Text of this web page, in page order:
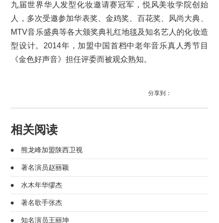
九届世界华人发型化妆邀请赛冠军，悦风美妆学院创始
人，多次受邀参加华表奖、金鸡奖、百花奖、风尚大典、
MTV音乐盛典等各大颁奖典礼红地毯及知名艺人的化妆造
型设计。2014年，加盟中国首档中老年音乐真人秀节目
《金色好声音》担任评委而被观众熟知。
分享到：
相关阅读
熊龙峰加盟陕西卫视
著名演员赵丽颖
水木年华缪杰
著名歌手张杰
知名演员王丽坤